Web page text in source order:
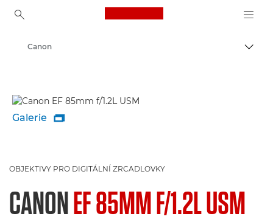
Canon Logo, back to
Canon
Galerie 
OBJEKTIVY PRO DIGITÁLNÍ ZRCADLOVKY
CANONEF 85MM F/1.2L USM